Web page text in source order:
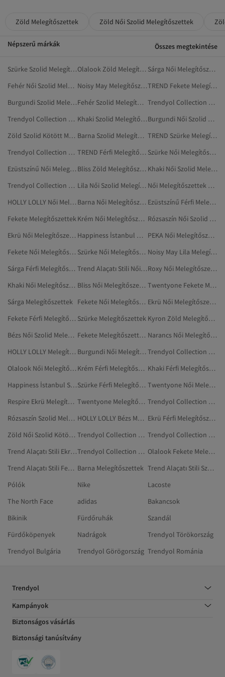
Zöld Melegítőszettek Zöld Női Szolid Melegítőszettek
Népszerű márkák Összes megtekintése
Szürke Szolid Melegítőszettek Olalook Zöld Melegítőszettek
Sárga Női Melegítőszettek
Fehér Női Szolid Melegítőszettek
Noisy May Melegítőszettek
TREND Fekete Melegítőszettek
Burgundi Szolid Melegítőszettek
Fehér Szolid Melegítőszettek
Trendyol Collection Szürke Melegítőszettek
Trendyol Collection Női Melegítőszettek
Khaki Szolid Melegítőszettek
Burgundi Női Szolid Melegítőszettek
Zöld Szolid Kötött Mellények
Barna Szolid Melegítőszettek
TREND Szürke Melegítőszettek
Trendyol Collection Fekete Melegítőszettek
TREND Férfi Melegítőszettek
Szürke Női Melegítőszettek
Ezüstszínű Női Melegítőszettek
Bliss Zöld Melegítőszettek
Khaki Női Szolid Melegítőszettek
Trendyol Collection Melegítőszettek
Lila Női Szolid Melegítőszettek
Női Melegítőszettek Kismamáknak
HOLLY LOLLY Női Melegítőszettek
Barna Női Melegítőszettek
Ezüstszínű Férfi Melegítőszettek
Fekete Melegítőszettek
Krém Női Melegítőszettek
Rózsaszín Női Szolid Melegítőszettek
Ekrü Női Melegítőszettek
Happiness İstanbul Női Melegítőszettek
PEKA Női Melegítőszettek
Fekete Női Melegítőszettek
Szürke Női Melegítőszettek Kismamáknak
Noisy May Lila Melegítőszettek
Sárga Férfi Melegítőszettek
Trend Alaçatı Stili Női Melegítőszettek
Roxy Női Melegítőszettek
Khaki Női Melegítőszettek
Bliss Női Melegítőszettek
Twentyone Fekete Melegítőszettek
Sárga Melegítőszettek
Fekete Női Melegítőszettek Kismamáknak
Ekrü Női Melegítőszettek Kismamáknak
Fekete Férfi Melegítőszettek Szürke Melegítőszettek
Kyron Zöld Melegítőszettek
Bézs Női Szolid Melegítőszettek
Fekete Melegítőszettek Kismamáknak
Narancs Női Melegítőszettek
HOLLY LOLLY Melegítőszettek
Burgundi Női Melegítőszettek
Trendyol Collection Többszínű Melegítőszettek
Olalook Női Melegítőszettek
Krém Férfi Melegítőszettek
Khaki Férfi Melegítőszettek
Happiness İstanbul Szürke Melegítőszettek
Szürke Férfi Melegítőszettek
Twentyone Női Melegítőszettek
Respire Ekrü Melegítőszettek
Twentyone Melegítőszettek
Trendyol Collection Férfi Melegítőszettek
Rózsaszín Szolid Melegítőszettek
HOLLY LOLLY Bézs Melegítőszettek
Ekrü Férfi Melegítőszettek
Zöld Női Szolid Kötött Mellények
Trendyol Collection Ekrü Melegítőszettek
Trendyol Collection Bézs Melegítőszettek
Trend Alaçatı Stili Ekrü Melegítőszettek
Trendyol Collection Fehér Melegítőszettek
Olalook Fekete Melegítőszettek
Trend Alaçatı Stili Fekete Melegítőszettek Barna Melegítőszettek
Trend Alaçatı Stili Szürke Melegítőszettek
Pólók
Nike
Lacoste
The North Face
adidas
Bakancsok
Bikinik
Fürdőruhák
Szandál
Fürdőköpenyek
Nadrágok
Trendyol Törökország
Trendyol Bulgária
Trendyol Görögország Trendyol Románia
Trendyol
Kampányok
Biztonságos vásárlás
Biztonsági tanúsítvány